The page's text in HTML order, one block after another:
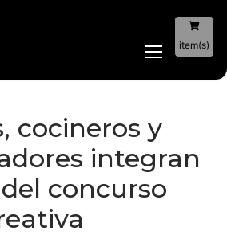
item(s)
cocineros y
integran
concurso